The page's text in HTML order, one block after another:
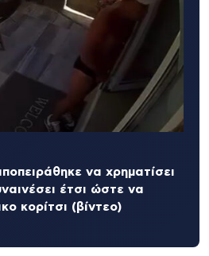
να χρηματίσει
έτσι ώστε να
κορίτσι (βίντεο)